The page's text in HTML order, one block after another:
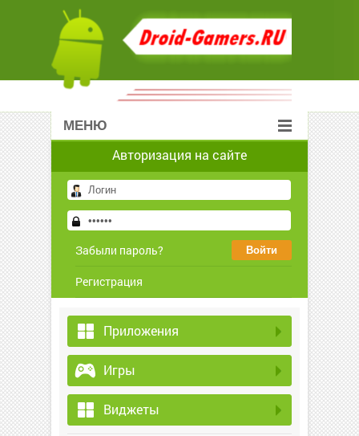
МЕНЮ
Авторизация на сайте
Забыли пароль?
Регистрация
Приложения
Игры
Виджеты